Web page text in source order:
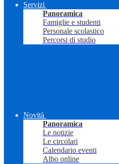
Servizi
Panoramica
Famiglie e studenti
Personale scolastico
Percorsi di studio
Novità
Panoramica
Le notizie
Le circolari
Calendario eventi
Albo online